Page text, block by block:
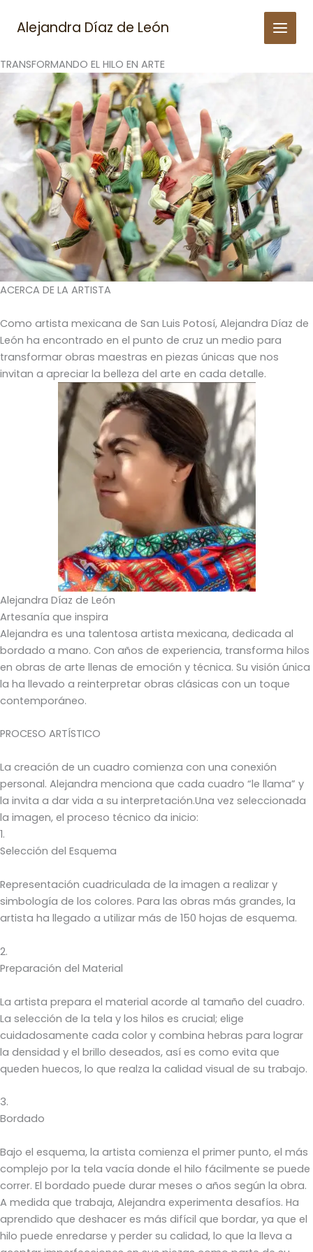
Alejandra Díaz de León
TRANSFORMANDO EL HILO EN ARTE
ACERCA DE LA ARTISTA
Como artista mexicana de San Luis Potosí, Alejandra Díaz de
León ha encontrado en el punto de cruz un medio para
transformar obras maestras en piezas únicas que nos
invitan a apreciar la belleza del arte en cada detalle.
Alejandra Díaz de León
Artesanía que inspira
Alejandra es una talentosa artista mexicana, dedicada al
bordado a mano. Con años de experiencia, transforma hilos
en obras de arte llenas de emoción y técnica. Su visión única
la ha llevado a reinterpretar obras clásicas con un toque
contemporáneo.
PROCESO ARTÍSTICO
La creación de un cuadro comienza con una conexión
personal. Alejandra menciona que cada cuadro “le llama” y
la invita a dar vida a su interpretación.Una vez seleccionada
la imagen, el proceso técnico da inicio:
1.
Selección del Esquema
Representación cuadriculada de la imagen a realizar y
simbología de los colores. Para las obras más grandes, la
artista ha llegado a utilizar más de 150 hojas de esquema.
2.
Preparación del Material
La artista prepara el material acorde al tamaño del cuadro.
La selección de la tela y los hilos es crucial; elige
cuidadosamente cada color y combina hebras para lograr
la densidad y el brillo deseados, así es como evita que
queden huecos, lo que realza la calidad visual de su trabajo.
3.
Bordado
Bajo el esquema, la artista comienza el primer punto, el más
complejo por la tela vacía donde el hilo fácilmente se puede
correr. El bordado puede durar meses o años según la obra.
A medida que trabaja, Alejandra experimenta desafíos. Ha
aprendido que deshacer es más difícil que bordar, ya que el
hilo puede enredarse y perder su calidad, lo que la lleva a